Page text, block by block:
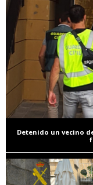
Detenido un vecino